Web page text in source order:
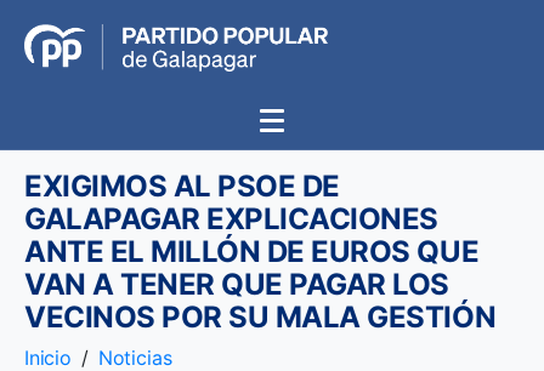
EXIGIMOS AL PSOE DE
GALAPAGAR EXPLICACIONES
ANTE EL MILLÓN DE EUROS QUE
VAN A TENER QUE PAGAR LOS
VECINOS POR SU MALA GESTIÓN
Inicio
Noticias